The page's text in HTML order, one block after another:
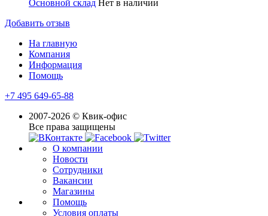
Основной склад Нет в наличии
Добавить отзыв
На главную
Компания
Информация
Помощь
+7 495 649-65-88
2007-2026 © Квик-офис
Все права защищены
О компании
Новости
Сотрудники
Вакансии
Магазины
Помощь
Условия оплаты